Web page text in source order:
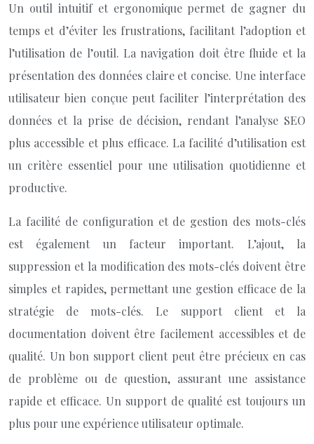
Un outil intuitif et ergonomique permet de gagner du
temps et d’éviter les frustrations, facilitant l’adoption et
l’utilisation de l’outil. La navigation doit être fluide et la
présentation des données claire et concise. Une interface
utilisateur bien conçue peut faciliter l’interprétation des
données et la prise de décision, rendant l’analyse SEO
plus accessible et plus efficace. La facilité d’utilisation est
un critère essentiel pour une utilisation quotidienne et
productive.
La facilité de configuration et de gestion des mots-clés
est également un facteur important. L’ajout, la
suppression et la modification des mots-clés doivent être
simples et rapides, permettant une gestion efficace de la
stratégie de mots-clés. Le support client et la
documentation doivent être facilement accessibles et de
qualité. Un bon support client peut être précieux en cas
de problème ou de question, assurant une assistance
rapide et efficace. Un support de qualité est toujours un
plus pour une expérience utilisateur optimale.